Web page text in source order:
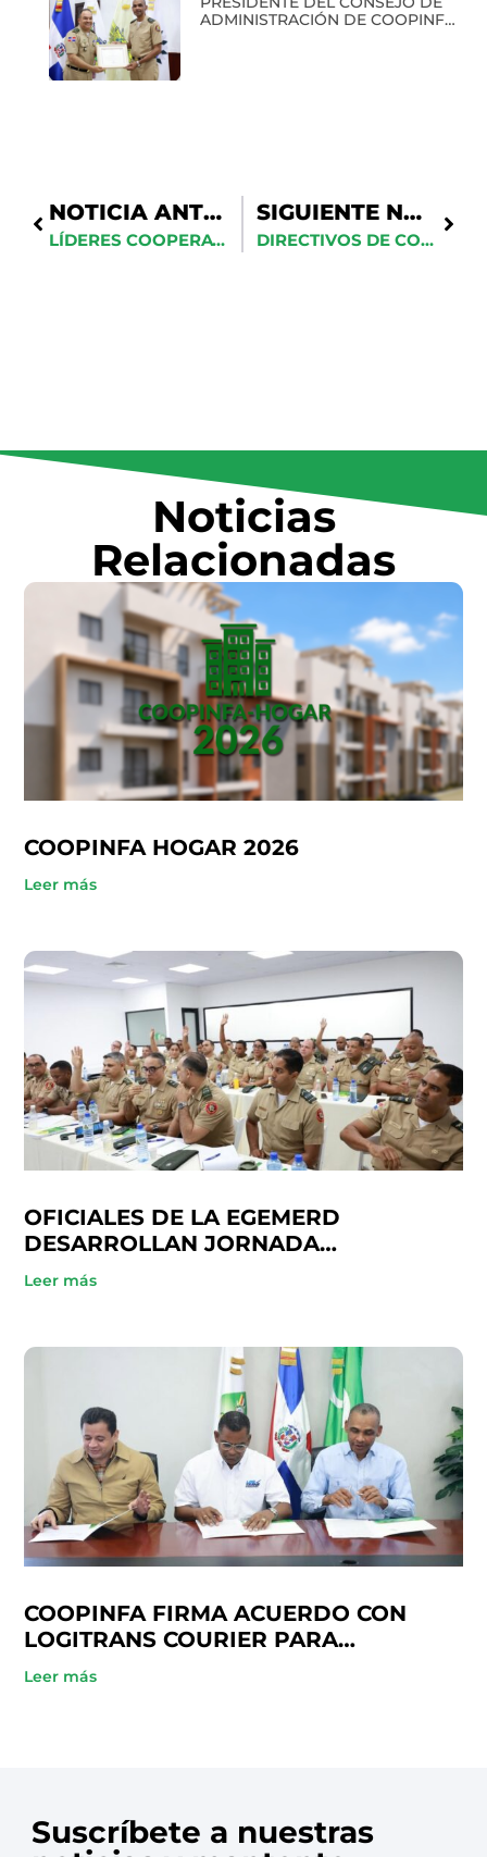
ADMINISTRACIÓN DE COOPINFA
NOTICIA ANTERIOR
LÍDERES COOPERATIVISTAS DOMINICANOS FORTALECEN VÍNCULOS CON LA ACI EN ENCUENTRO CELEBRADO EN EL IDECOOP
SIGUIENTE NOTICIA
DIRECTIVOS DE COOPINFA PRESENTES EN CONGRESO INTERNACIONAL DE COOPERATIVISMO EN MEDELLÍN
Noticias
Relacionadas
COOPINFA HOGAR 2026
Leer más
OFICIALES DE LA EGEMERD
DESARROLLAN JORNADA
ACADÉMICA EN COOPINFA
Leer más
COOPINFA FIRMA ACUERDO CON
LOGITRANS COURIER PARA
BENEFICIO DE SUS SOCIOS
Leer más
Suscríbete a nuestras